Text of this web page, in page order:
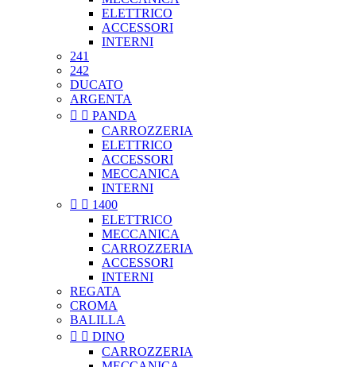
ELETTRICO
ACCESSORI
INTERNI
241
242
DUCATO
ARGENTA
  PANDA
CARROZZERIA
ELETTRICO
ACCESSORI
MECCANICA
INTERNI
  1400
ELETTRICO
MECCANICA
CARROZZERIA
ACCESSORI
INTERNI
REGATA
CROMA
BALILLA
  DINO
CARROZZERIA